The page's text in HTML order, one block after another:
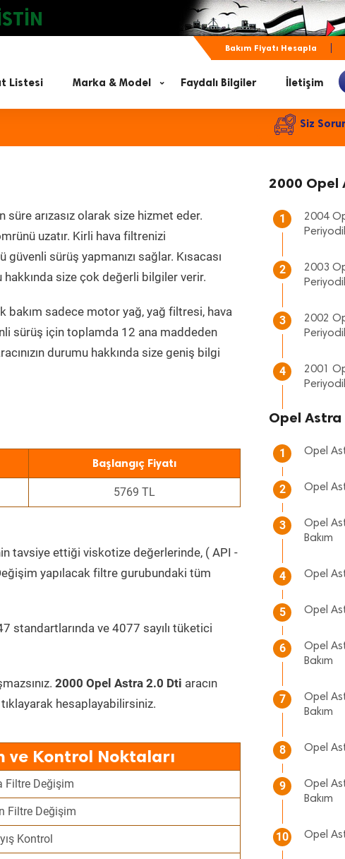
Bakım Fiyatı Hesapla
Listesi Marka & Model Faydalı Bilgiler İletişim
Siz
süre arızasız olarak size hizmet eder.
uzatır. Kirli hava filtrenizi
sürüş yapmanızı sağlar. Kısacası
hakkında size çok değerli bilgiler verir.
bakım sadece motor yağ, yağ filtresi, hava
sürüş için toplamda 12 ana maddeden
durumu hakkında size geniş bilgi
Başlangıç Fiyatı
5769 TL
tavsiye ettiği viskotize değerlerinde, ( API -
yapılacak filtre gurubundaki tüm
standartlarında ve 4077 sayılı tüketici
2000 Opel Astra 2.0 Dti aracın
tıklayarak hesaplayabilirsiniz.
ve Kontrol Noktaları
Filtre Değişim
Filtre Değişim
Kontrol
2000 Opel
1
2004
2
2003
3
2002
4
2001
Opel
1 Opel
2 Opel
3
Opel
Bakım
4 Opel
5 Opel
6
Opel
Bakım
7
Opel
Bakım
8 Opel
9
Opel
Bakım
10 Opel